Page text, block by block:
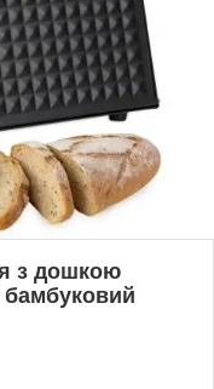
з дошкою
бамбуковий